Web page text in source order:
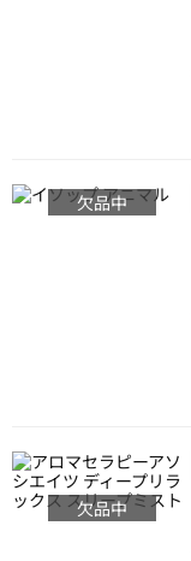
欠品中
欠品中